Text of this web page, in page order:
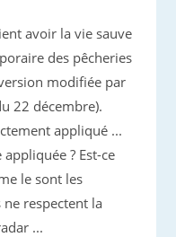
avoir la vie sauve
des pêcheries
modifiée par
22 décembre).
appliqué ...
? Est-ce
le sont les
respectent la
...